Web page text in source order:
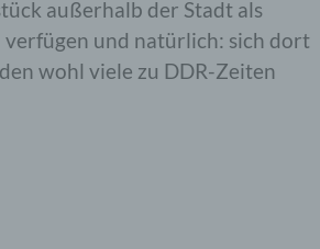
außerhalb der Stadt als
verfügen und natürlich: sich dort
wohl viele zu DDR-Zeiten